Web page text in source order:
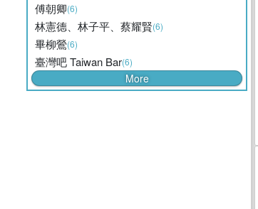
傅朝卿(6)
林憲德、林子平、蔡耀賢(6)
畢柳鶯(6)
臺灣吧 Taiwan Bar(6)
More